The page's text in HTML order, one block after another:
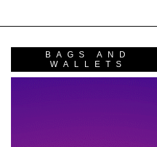
BAGS AND
WALLETS